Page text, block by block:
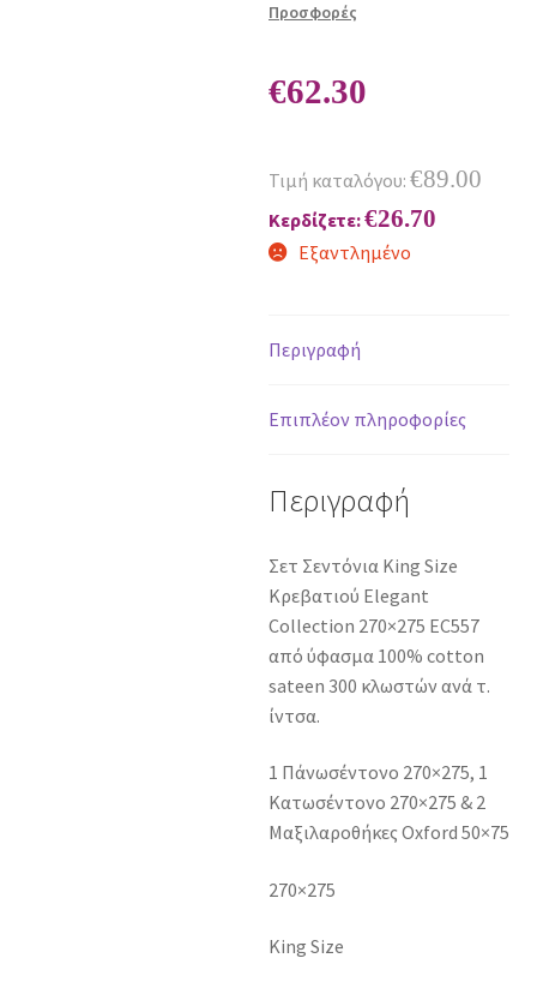
Προσφορές
€62.30
Τιμή καταλόγου: €89.00
Κερδίζετε:€26.70
Εξαντλημένο
Περιγραφή
Επιπλέον πληροφορίες
Περιγραφή
Σετ Σεντόνια King Size
Κρεβατιού Elegant
Collection 270×275 EC557
από ύφασμα 100% cotton
sateen 300 κλωστών ανά τ.
ίντσα.
1 Πάνωσέντονο 270×275, 1
Κατωσέντονο 270×275 & 2
Μαξιλαροθήκες Oxford 50×75
270×275
King Size